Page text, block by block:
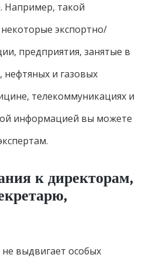
Например, такой
экспортно/
предприятия, занятые в
нефтяных и газовых
телекоммуникациях и
информацией вы можете
к директорам,
выдвигает особых